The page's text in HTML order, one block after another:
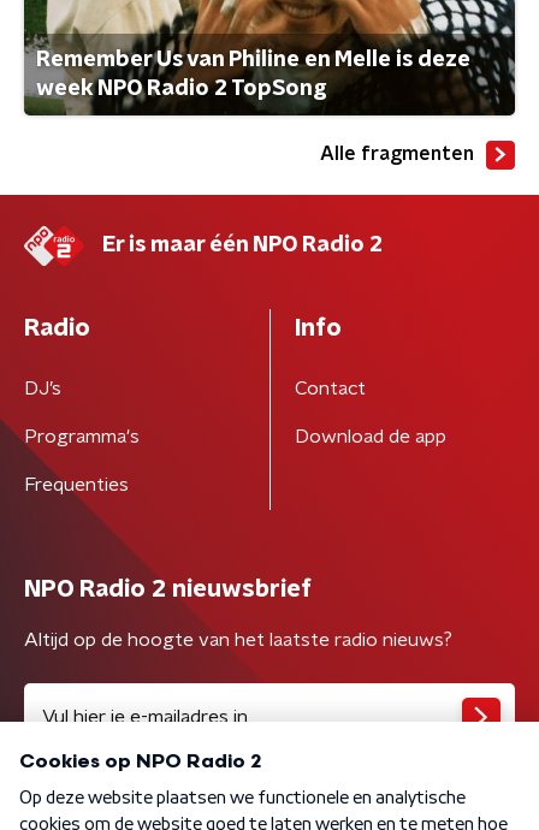
Remember Us van Philine en Melle is deze
week NPO Radio 2 TopSong
Alle fragmenten
Er is maar één NPO Radio 2
Radio
DJ’s
Programma's
Frequenties
Info
Contact
Download de app
NPO Radio 2 nieuwsbrief
Altijd op de hoogte van het laatste radio nieuws?